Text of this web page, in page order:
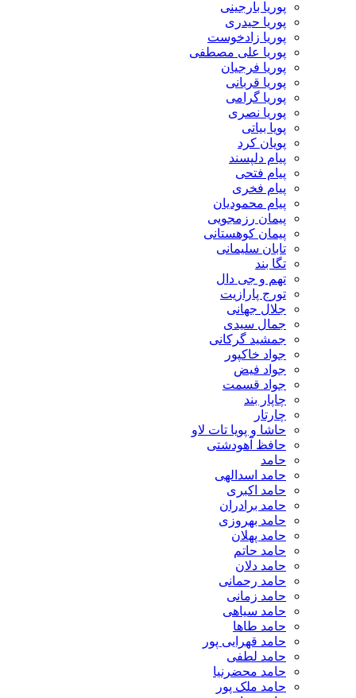
پوریا بارجینی
پوریا حیدری
پوریا زادخوست
پوریا علی مصطفی
پوریا فرجیان
پوریا قربانی
پوریا گرامی
پوریا نصری
پویا بیاتی
پویان کرد
پیام دلپسند
پیام فتحی
پیام فخری
پیام محمودیان
پیمان رزمجویی
پیمان کوهستانی
تابان سلیمانی
تگا بند
تهم و جی دال
تورج پارازیت
جلال جهانی
جمال سیدی
جمشید گرکانی
جواد خاکپور
جواد فیض
جواد قسمت
چاپار بند
چارتار
حاشا و پویا تات لاو
حافظ آهودشتی
حامد
حامد اسدالهی
حامد اکبری
حامد برادران
حامد بهروزی
حامد پهلان
حامد حاتم
حامد دلان
حامد رحمانی
حامد زمانی
حامد سیاهی
حامد طاها
حامد قهرایی پور
حامد لطفی
حامد محضرنیا
حامد ملک پور